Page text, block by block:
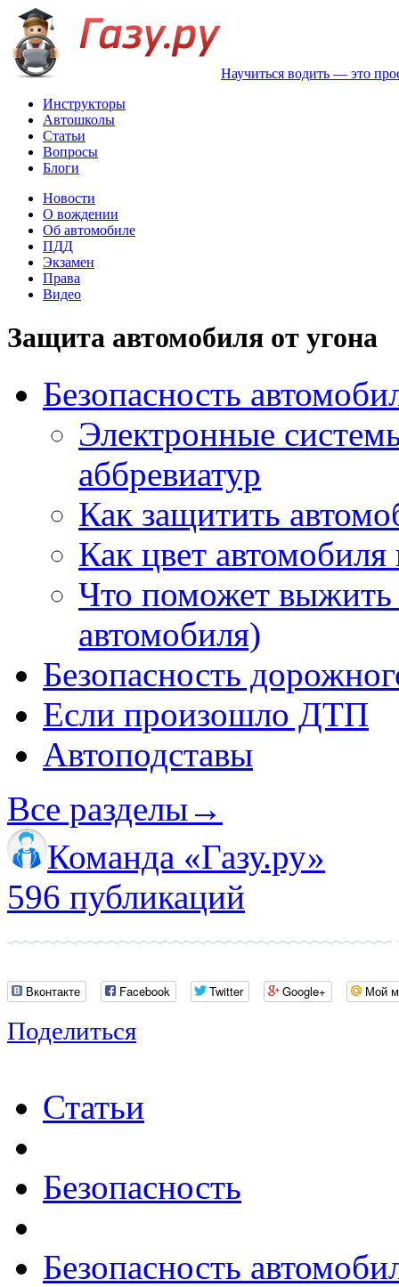
Научиться водить — это
Инструкторы
Автошколы
Статьи
Вопросы
Блоги
Новости
О вождении
Об автомобиле
ПДД
Экзамен
Права
Видео
Защита автомобиля от угона
Безопасность
Электронные
аббревиатур
Как защитить
Как цвет автомобиля
Что поможет
автомобиля)
Безопасность
Если произошло ДТП
Автоподставы
Все разделы→
Команда «Газу.ру»
596 публикаций
Вконтакте Facebook Twitter Google+ Мой
Поделиться
Статьи
Безопасность
Безопасность